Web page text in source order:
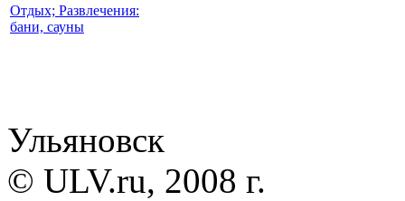
Отдых; Развлечения:
бани, сауны
Ульяновск
© ULV.ru, 2008 г.